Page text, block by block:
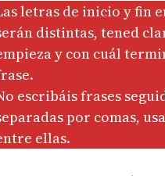
letras de inicio y fin
distintas, tened
y con cuál
escribáis frases
por comas,
ellas.